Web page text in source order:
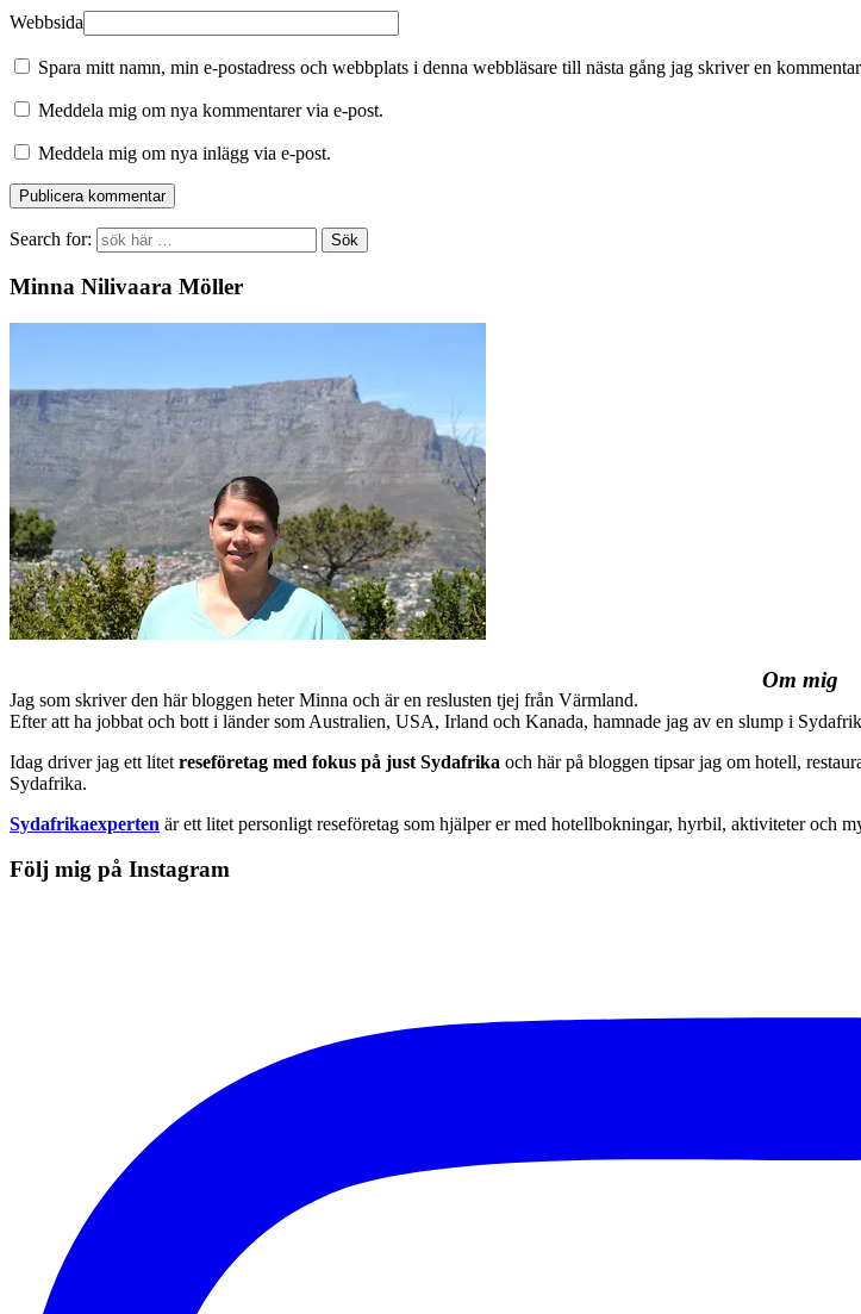
Webbsida
Spara mitt namn, min e-postadress och webbplats i denna webbläsare till nästa gång jag skriver en
Meddela mig om nya kommentarer via e-post.
Meddela mig om nya inlägg via e-post.
Search for:
Minna Nilivaara Möller
Om mig
Jag som skriver den här bloggen heter Minna och är en reslusten tjej från Värmland.
Efter att ha jobbat och bott i länder som Australien, USA, Irland och Kanada, hamnade jag av en slump i
Idag driver jag ett litet reseföretag med fokus på just Sydafrika och här på bloggen tipsar jag om hotell,
Sydafrika.
Sydafrikaexperten är ett litet personligt reseföretag som hjälper er med hotellbokningar, hyrbil, aktiviteter och
Följ mig på Instagram